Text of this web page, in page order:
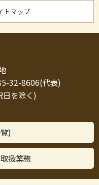
トマップ
32-8606(代表)
日を除く)
)
扱業務